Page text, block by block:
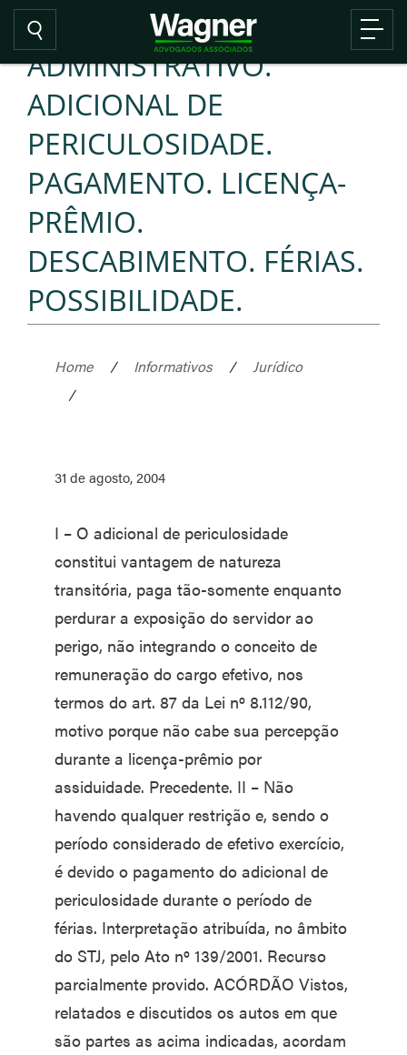
ADMINISTRATIVO.
ADICIONAL DE
PERICULOSIDADE.
PAGAMENTO. LICENÇA-
PRÊMIO.
DESCABIMENTO. FÉRIAS.
POSSIBILIDADE.
Home / Informativos /
Jurídico
/
31 de agosto, 2004
I – O adicional de periculosidade
constitui vantagem de natureza
transitória, paga tão-somente enquanto
perdurar a exposição do servidor ao
perigo, não integrando o conceito de
remuneração do cargo efetivo, nos
termos do art. 87 da Lei nº 8.112/90,
motivo porque não cabe sua percepção
durante a licença-prêmio por
assiduidade. Precedente. II – Não
havendo qualquer restrição e, sendo o
período considerado de efetivo exercício,
é devido o pagamento do adicional de
periculosidade durante o período de
férias. Interpretação atribuída, no âmbito
do STJ, pelo Ato nº 139/2001. Recurso
parcialmente provido. ACÓRDÃO Vistos,
relatados e discutidos os autos em que
são partes as acima indicadas, acordam